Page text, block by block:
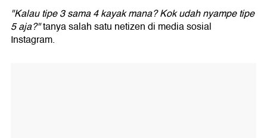
"Kalau tipe 3 sama 4 kayak mana? Kok udah nyampe tipe
5 aja?"tanya salah satu netizen di media sosial
Instagram.